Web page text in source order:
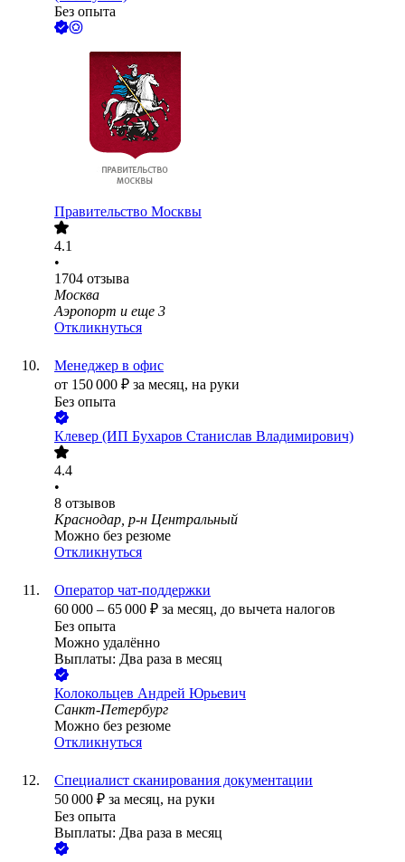
Без опыта
Правительство Москвы
4.1
•
1704 отзыва
Москва
Аэропорт и еще 3
Откликнуться
Менеджер в офис
от 150 000 ₽ за месяц, на руки
Без опыта
Клевер (ИП Бухаров Станислав Владимирович)
4.4
•
8 отзывов
Краснодар, р-н Центральный
Можно без резюме
Откликнуться
Оператор чат-поддержки
60 000 – 65 000 ₽ за месяц, до вычета налогов
Без опыта
Можно удалённо
Выплаты: Два раза в месяц
Колокольцев Андрей Юрьевич
Санкт-Петербург
Можно без резюме
Откликнуться
Специалист сканирования документации
50 000 ₽ за месяц, на руки
Без опыта
Выплаты: Два раза в месяц